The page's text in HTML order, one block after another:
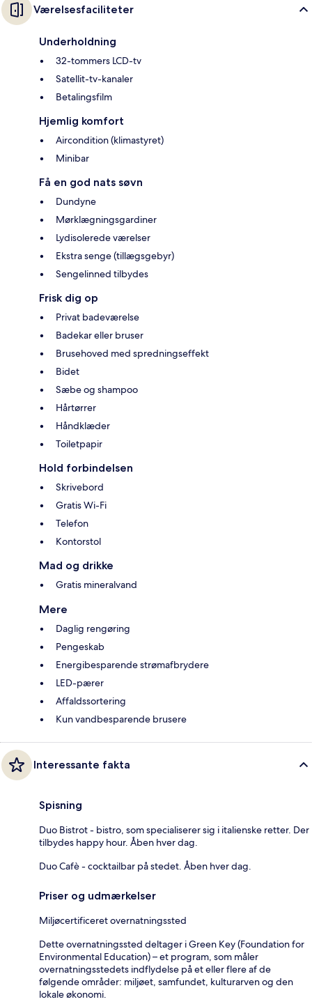
Værelsesfaciliteter
Underholdning
32-tommers LCD-tv
Satellit-tv-kanaler
Betalingsfilm
Hjemlig komfort
Aircondition (klimastyret)
Minibar
Få en god nats søvn
Dundyne
Mørklægningsgardiner
Lydisolerede værelser
Ekstra senge (tillægsgebyr)
Sengelinned tilbydes
Frisk dig op
Privat badeværelse
Badekar eller bruser
Brusehoved med spredningseffekt
Bidet
Sæbe og shampoo
Hårtørrer
Håndklæder
Toiletpapir
Hold forbindelsen
Skrivebord
Gratis Wi-Fi
Telefon
Kontorstol
Mad og drikke
Gratis mineralvand
Mere
Daglig rengøring
Pengeskab
Energibesparende strømafbrydere
LED-pærer
Affaldssortering
Kun vandbesparende brusere
Interessante fakta
Spisning
Duo Bistrot - bistro, som specialiserer sig i italienske retter. Der
tilbydes happy hour. Åben hver dag.
Duo Cafè - cocktailbar på stedet. Åben hver dag.
Priser og udmærkelser
Miljøcertificeret overnatningssted
Dette overnatningssted deltager i Green Key (Foundation for
Environmental Education) – et program, som måler
overnatningsstedets indflydelse på et eller flere af de
følgende områder: miljøet, samfundet, kulturarven og den
lokale økonomi.